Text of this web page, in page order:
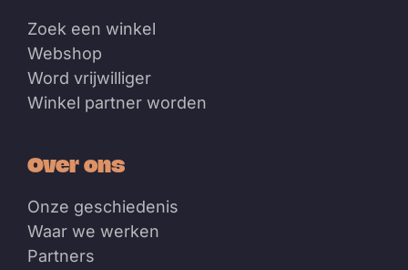
Zoek een winkel
Webshop
Word vrijwilliger
Winkel partner worden
Over ons
Onze geschiedenis
Waar we werken
Partners